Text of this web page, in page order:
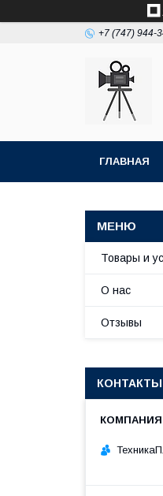
+7 (747) 944-
ГЛАВНАЯ
Товары и
О нас
Отзывы
КОНТАКТЫ